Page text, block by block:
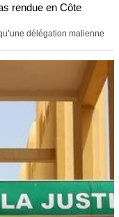
rendue en Côte
délégation malienne